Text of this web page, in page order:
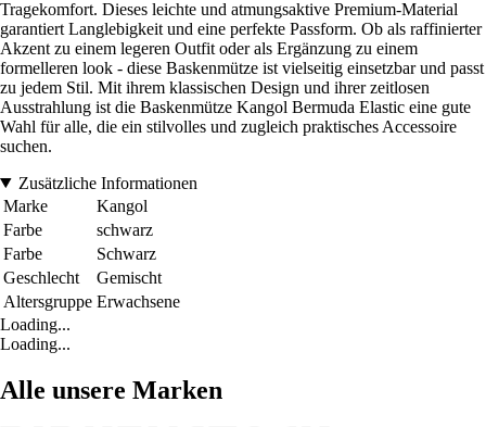
Tragekomfort. Dieses leichte und atmungsaktive Premium-Material
garantiert Langlebigkeit und eine perfekte Passform. Ob als raffinierter
Akzent zu einem legeren Outfit oder als Ergänzung zu einem
formelleren look - diese Baskenmütze ist vielseitig einsetzbar und passt
zu jedem Stil. Mit ihrem klassischen Design und ihrer zeitlosen
Ausstrahlung ist die Baskenmütze Kangol Bermuda Elastic eine gute
Wahl für alle, die ein stilvolles und zugleich praktisches Accessoire
suchen.
Zusätzliche Informationen
Marke
Kangol
Farbe
schwarz
Farbe
Schwarz
Geschlecht
Gemischt
Altersgruppe Erwachsene
Loading...
Loading...
Alle unsere Marken